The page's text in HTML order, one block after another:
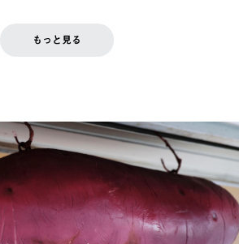
もっと見る